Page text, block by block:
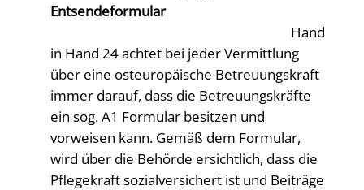
Entsendeformular
Hand
in Hand 24 achtet bei jeder Vermittlung
über eine osteuropäische Betreuungskraft
immer darauf, dass die Betreuungskräfte
ein sog. A1 Formular besitzen und
vorweisen kann. Gemäß dem Formular,
wird über die Behörde ersichtlich, dass die
Pflegekraft sozialversichert ist und Beiträge